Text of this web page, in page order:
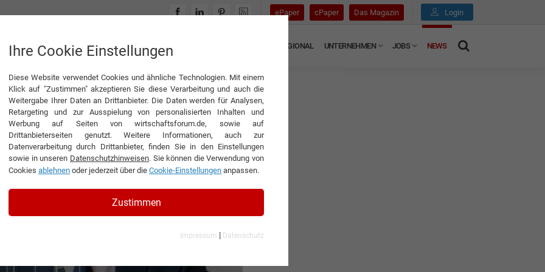
ePaper cPaper Das Magazin Login
INTERVIEWS REGIONAL UNTERNEHMEN JOBS NEWS
die deutsche Finanzaufsicht verändert hat
der Wirecard-Skandal
verändert hat
Ihre Cookie Einstellungen
Diese Website verwendet Cookies und ähnliche Technologien. Mit einem
Klick auf "Zustimmen" akzeptieren Sie diese Verarbeitung und auch die
Weitergabe Ihrer Daten an Drittanbieter. Die Daten werden für Analysen,
Retargeting und zur Ausspielung von personalisierten Inhalten und
Werbung auf Seiten von wirtschaftsforum.de, sowie auf
Drittanbieterseiten genutzt. Weitere Informationen, auch zur
Datenverarbeitung durch Drittanbieter, finden Sie in den Einstellungen
sowie in unseren Datenschutzhinweisen. Sie können die Verwendung von
Cookies ablehnen oder jederzeit über die Cookie-Einstellungen anpassen.
Zustimmen
Impressum | Datenschutz